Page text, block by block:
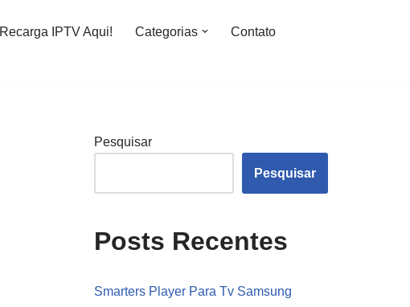
IPTV Aqui! Categorias
Contato
Pesquisar
Pesquisar
Posts Recentes
Smarters Player Para Tv Samsung